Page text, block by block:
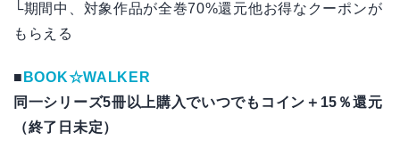
└期間中、対象作品が全巻70%還元他お得なクーポンが
もらえる
■ BOOK☆WALKER
同一シリーズ5冊以上購入でいつでもコイン＋15％還元
（終了日未定）